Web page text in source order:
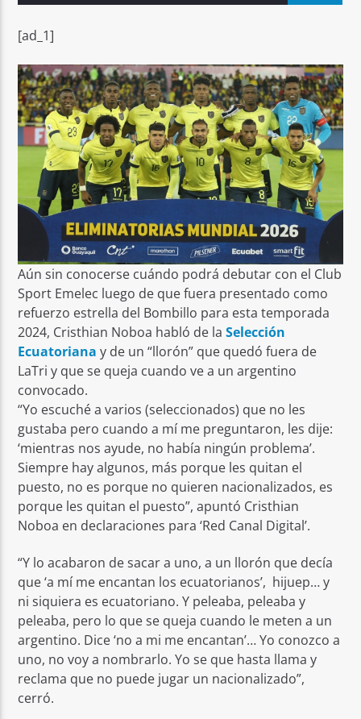
Señal FM
[ad_1]
Aún sin conocerse cuándo podrá debutar con el Club
Sport Emelec luego de que fuera presentado como
refuerzo estrella del Bombillo para esta temporada
2024, Cristhian Noboa habló de laSelección
Ecuatoriana y de un “llorón” que quedó fuera de
LaTri y que se queja cuando ve a un argentino
convocado.
“Yo escuché a varios (seleccionados) que no les
gustaba pero cuando a mí me preguntaron, les dije:
‘mientras nos ayude, no había ningún problema’.
Siempre hay algunos, más porque les quitan el
puesto, no es porque no quieren nacionalizados, es
porque les quitan el puesto”, apuntó Cristhian
Noboa en declaraciones para ‘Red Canal Digital’.
“Y lo acabaron de sacar a uno, a un llorón que decía
que ‘a mí me encantan los ecuatorianos’, hijuep… y
ni siquiera es ecuatoriano. Y peleaba, peleaba y
peleaba, pero lo que se queja cuando le meten a un
argentino. Dice ‘no a mi me encantan’… Yo conozco a
uno, no voy a nombrarlo. Yo se que hasta llama y
reclama que no puede jugar un nacionalizado”,
cerró.